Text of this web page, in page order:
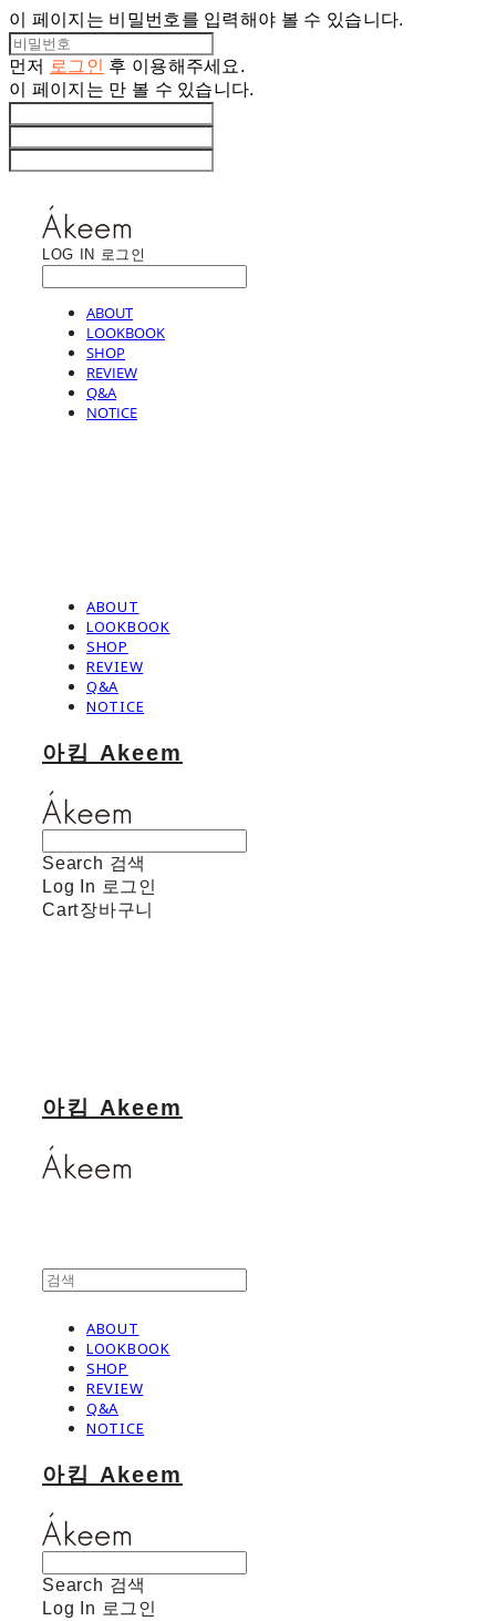
이 페이지는 비밀번호를 입력해야 볼 수 있습니다.
먼저 로그인 후 이용해주세요.
이 페이지는 만 볼 수 있습니다.
LOG IN 로그인
ABOUT
LOOKBOOK
SHOP
REVIEW
Q&A
NOTICE
ABOUT
LOOKBOOK
SHOP
REVIEW
Q&A
NOTICE
아킴 Akeem
Search 검색
Log In 로그인
Cart장바구니
아킴 Akeem
ABOUT
LOOKBOOK
SHOP
REVIEW
Q&A
NOTICE
아킴 Akeem
Search 검색
Log In 로그인